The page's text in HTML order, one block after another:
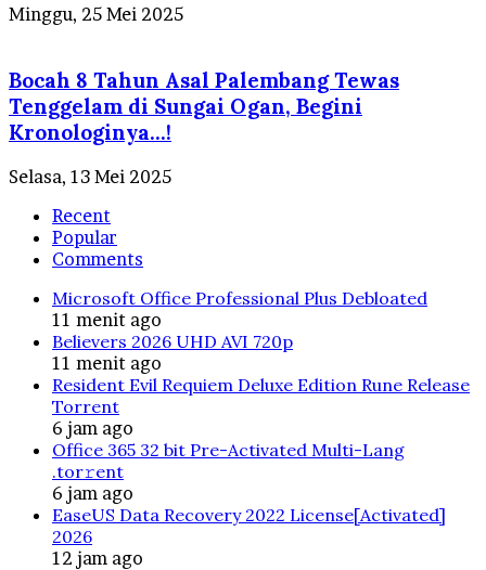
Minggu, 25 Mei 2025
Bocah 8 Tahun Asal Palembang Tewas
Tenggelam di Sungai Ogan, Begini
Kronologinya…!
Selasa, 13 Mei 2025
Recent
Popular
Comments
Microsoft Office Professional Plus Debloated
11 menit ago
Believers 2026 UHD AVI 720p
11 menit ago
Resident Evil Requiem Deluxe Edition Rune Release
Torrent
6 jam ago
Office 365 32 bit Pre-Activated Multi-Lang
.tоr𝚛еnt
6 jam ago
EaseUS Data Recovery 2022 License[Activated]
2026
12 jam ago